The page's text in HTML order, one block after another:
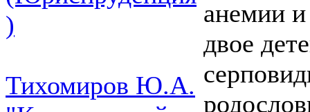
)
Тихомиров Ю.А.
анемии и
двое